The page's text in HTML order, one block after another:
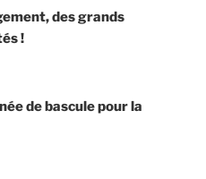
des grands
!
de bascule pour la